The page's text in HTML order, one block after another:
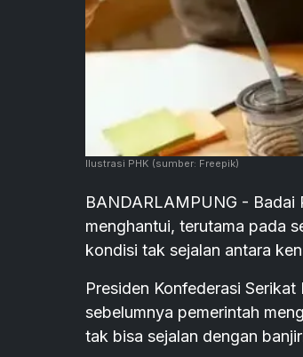
Ilustrasi PHK (sumber: Freepik)
BANDARLAMPUNG - Badai
menghantui, terutama pada
kondisi tak sejalan antara
Presiden Konfederasi
sebelumnya pemerintah
tak bisa sejalan dengan